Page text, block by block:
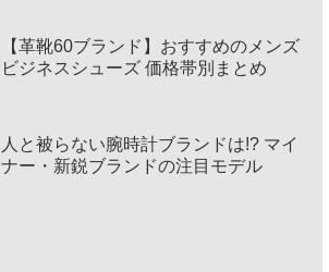
【革靴60ブランド】おすすめのメンズ
ビジネスシューズ 価格帯別まとめ
人と被らない腕時計ブランドは!? マイ
ナー・新鋭ブランドの注目モデル